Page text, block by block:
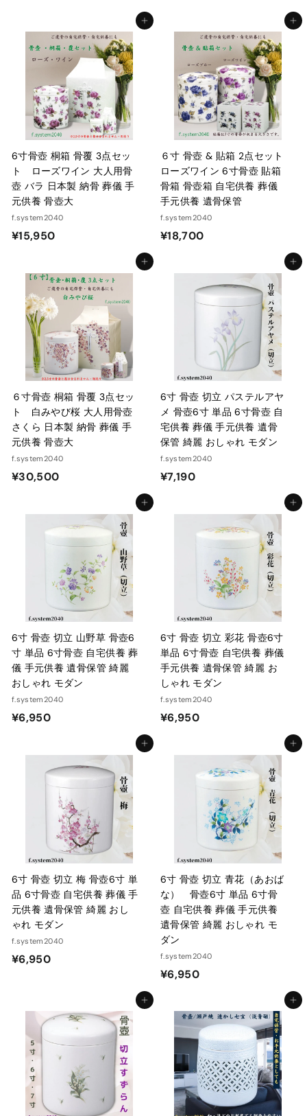
9
,
2
0
,
2
0
0
カートに入れる
6寸骨壺 桐箱 骨覆 3点セッ
ト ローズワイン 大人用骨
壺 バラ 日本製 納骨 葬儀 手
元供養 骨壺大
f.system2040
¥15,950¥
,
9
5
0
カートに入れる
６寸 骨壺 & 貼箱 2点セット
ローズワイン 6寸骨壺 貼箱
骨箱 骨壺箱 自宅供養 葬儀
手元供養 遺骨保管
f.system2040
¥18,700¥
,
7
カートに入れる
６寸骨壺 桐箱 骨覆 3点セッ
ト 白みやび桜 大人用骨壺
さくら 日本製 納骨 葬儀 手
元供養 骨壺大
f.system2040
¥30,500¥
,
5
0
0
カートに入れる
6寸 骨壺 切立 パステルアヤ
メ 骨壺6寸 単品 6寸骨壺 自
宅供養 葬儀 手元供養 遺骨
保管 綺麗 おしゃれ モダン
f.system2040
¥7,190¥
カートに入れる
6寸 骨壺 切立 山野草 骨壺6
寸 単品 6寸骨壺 自宅供養 葬
儀 手元供養 遺骨保管 綺麗
おしゃれ モダン
f.system2040
¥6,950¥
,
9
5
カートに入れる
6寸 骨壺 切立 彩花 骨壺6寸
単品 6寸骨壺 自宅供養 葬儀
手元供養 遺骨保管 綺麗 お
しゃれ モダン
f.system2040
¥6,950¥
,
カートに入れる
6寸 骨壺 切立 梅 骨壺6寸 単
品 6寸骨壺 自宅供養 葬儀 手
元供養 遺骨保管 綺麗 おし
ゃれ モダン
f.system2040
¥6,950¥
0
カートに入れる
6寸 骨壺 切立 青花（あおば
な） 骨壺6寸 単品 6寸骨
壺 自宅供養 葬儀 手元供養
遺骨保管 綺麗 おしゃれ モ
ダン
f.system2040
¥6,950¥
,
9
5
0
カートに入れる カートに入れる